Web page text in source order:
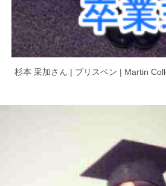
杉本 采加さん | ブリスベン | Martin